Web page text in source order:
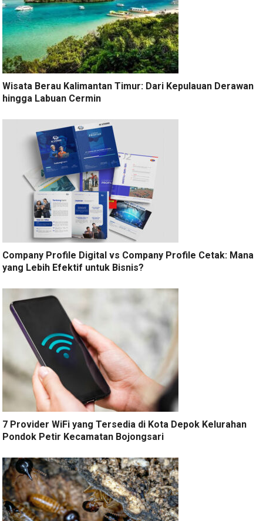
Wisata Berau Kalimantan Timur: Dari Kepulauan Derawan
hingga Labuan Cermin
Company Profile Digital vs Company Profile Cetak: Mana
yang Lebih Efektif untuk Bisnis?
7 Provider WiFi yang Tersedia di Kota Depok Kelurahan
Pondok Petir Kecamatan Bojongsari